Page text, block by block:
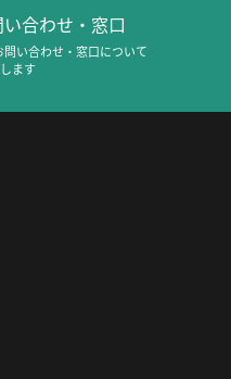
合わせ・窓口
い合わせ・窓口について
ます